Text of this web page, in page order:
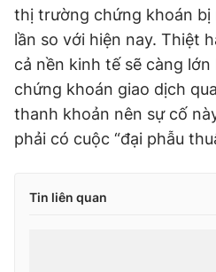
thị trường chứng khoán bị
lần so với hiện nay. Thiệt
cả nền kinh tế sẽ càng
chứng khoán giao dịch
thanh khoản nên sự cố
phải có cuộc “đại phẫu
Tin liên quan